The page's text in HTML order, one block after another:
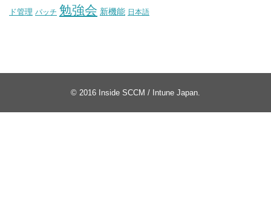
ド管理 パッチ 勉強会 新機能 日本語
© 2016 Inside SCCM / Intune Japan